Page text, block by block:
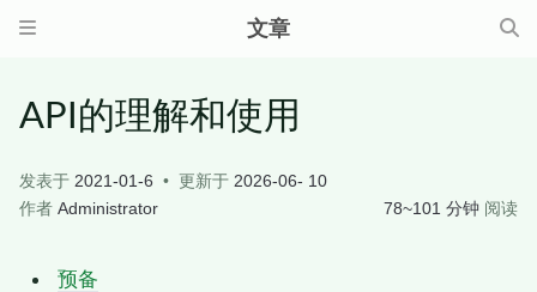
文章
API的理解和使用
发表于 2021-01-6 更新于 2026-06- 10
作者 Administrator 78~101 分钟 阅读
预备